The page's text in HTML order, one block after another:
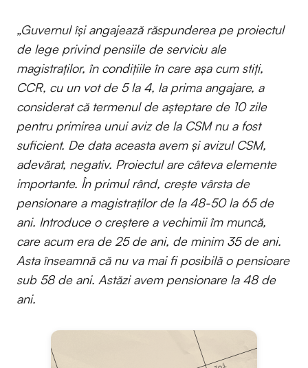
„Guvernul își angajează răspunderea pe proiectul
de lege privind pensiile de serviciu ale
magistraților, în condițiile în care așa cum stiți,
CCR, cu un vot de 5 la 4, la prima angajare, a
considerat că termenul de așteptare de 10 zile
pentru primirea unui aviz de la CSM nu a fost
suficient. De data aceasta avem și avizul CSM,
adevărat, negativ. Proiectul are câteva elemente
importante. În primul rând, crește vârsta de
pensionare a magistraților de la 48-50 la 65 de
ani. Introduce o creștere a vechimii îm muncă,
care acum era de 25 de ani, de minim 35 de ani.
Asta înseamnă că nu va mai fi posibilă o pensioare
sub 58 de ani. Astăzi avem pensionare la 48 de
ani.